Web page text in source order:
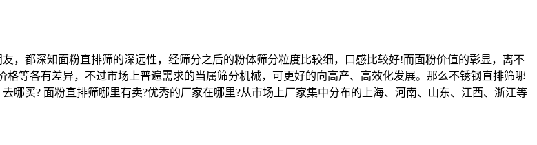
，都深知面粉直排筛的深远性，经筛分之后的粉体筛分粒度比较细，口感比较好!而面粉价值的彰显，离不
等各有差异，不过市场上普遍需求的当属筛分机械，可更好的向高产、高效化发展。那么不锈钢直排筛哪
哪买? 面粉直排筛哪里有卖?优秀的厂家在哪里?从市场上厂家集中分布的上海、河南、山东、江西、浙江等